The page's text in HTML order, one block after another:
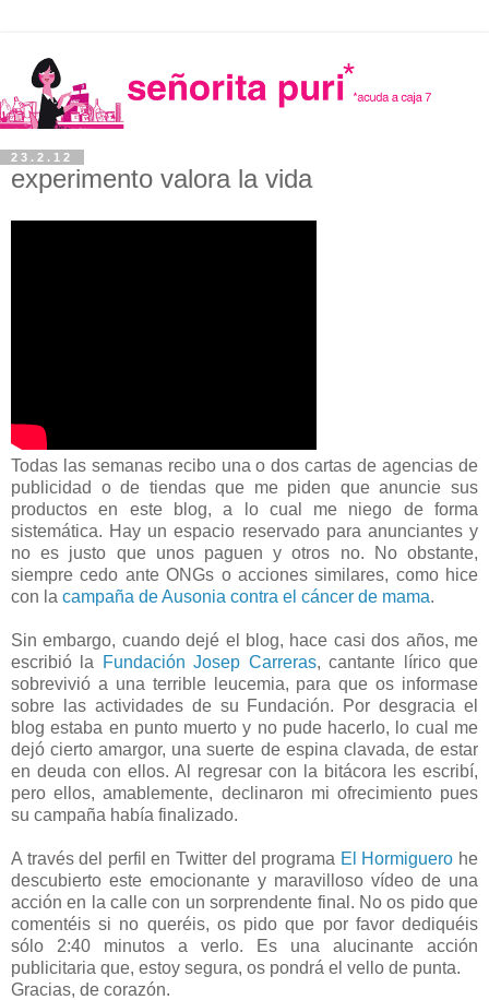
23.2.12
experimento valora la vida
Todas las semanas recibo una o dos cartas de agencias de
publicidad o de tiendas que me piden que anuncie sus
productos en este blog, a lo cual me niego de forma
sistemática. Hay un espacio reservado para anunciantes y
no es justo que unos paguen y otros no. No obstante,
siempre cedo anteONGs o acciones similares, como hice
con la campaña deAusonia contra el cáncer de mama.
Sin embargo, cuando dejé el blog, hace casi dos años, me
escribió la
FundaciónJosep Carreras, cantante lírico que
sobrevivió a una terrible
leucemia, para que os informase
sobre las actividades de su Fundación. Por desgracia el
blog estaba en punto muerto y no pude hacerlo, lo cual me
dejó cierto amargor, una suerte de espina clavada, de estar
en deuda con ellos. Al regresar con la bitácora les escribí,
pero ellos, amablemente, declinaron mi ofrecimientopues
su campaña había finalizado.
A través del perfil en Twitter del programa El Hormiguero he
descubierto este emocionante y maravilloso vídeo de una
acción en la calle con un sorprendente final. No os pido que
comentéis si no queréis, os pido que por favor dediquéis
sólo 2:40 minutos a verlo. Es una alucinante acción
publicitaria que, estoy segura, os pondrá el vello de punta.
Gracias, de corazón.